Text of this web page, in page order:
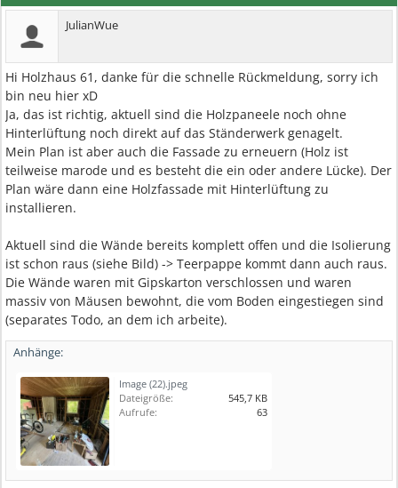
JulianWue
Hi Holzhaus 61, danke für die schnelle Rückmeldung, sorry ich
bin neu hier xD
Ja, das ist richtig, aktuell sind die Holzpaneele noch ohne
Hinterlüftung noch direkt auf das Ständerwerk genagelt.
Mein Plan ist aber auch die Fassade zu erneuern (Holz ist
teilweise marode und es besteht die ein oder andere Lücke). Der
Plan wäre dann eine Holzfassade mit Hinterlüftung zu
installieren.
Aktuell sind die Wände bereits komplett offen und die Isolierung
ist schon raus (siehe Bild) -> Teerpappe kommt dann auch raus.
Die Wände waren mit Gipskarton verschlossen und waren
massiv von Mäusen bewohnt, die vom Boden eingestiegen sind
(separates Todo, an dem ich arbeite).
Anhänge:
Image (22).jpeg
Dateigröße:
545,7 KB
Aufrufe:
63